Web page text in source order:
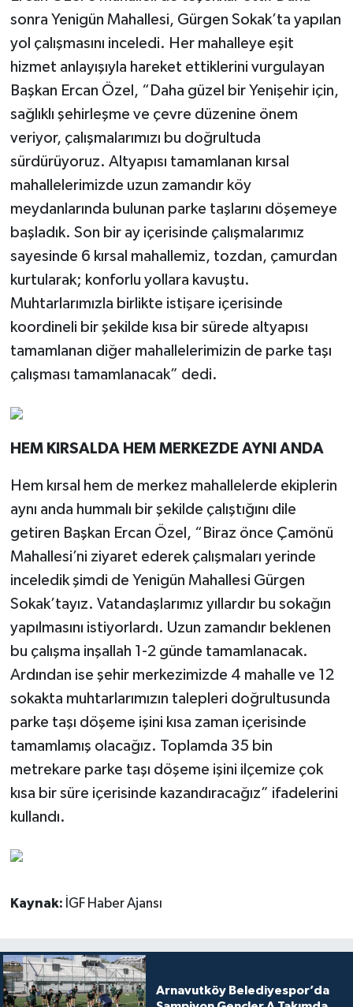
sonra Yenigün Mahallesi, Gürgen Sokak’ta yapılan
yol çalışmasını inceledi. Her mahalleye eşit
hizmet anlayışıyla hareket ettiklerini vurgulayan
Başkan Ercan Özel, “Daha güzel bir Yenişehir için,
sağlıklı şehirleşme ve çevre düzenine önem
veriyor, çalışmalarımızı bu doğrultuda
sürdürüyoruz. Altyapısı tamamlanan kırsal
mahallelerimizde uzun zamandır köy
meydanlarında bulunan parke taşlarını döşemeye
başladık. Son bir ay içerisinde çalışmalarımız
sayesinde 6 kırsal mahallemiz, tozdan, çamurdan
kurtularak; konforlu yollara kavuştu.
Muhtarlarımızla birlikte istişare içerisinde
koordineli bir şekilde kısa bir sürede altyapısı
tamamlanan diğer mahallelerimizin de parke taşı
çalışması tamamlanacak” dedi.
HEM KIRSALDA HEM MERKEZDE AYNI ANDA
Hem kırsal hem de merkez mahallelerde ekiplerin
aynı anda hummalı bir şekilde çalıştığını dile
getiren Başkan Ercan Özel, “Biraz önce Çamönü
Mahallesi’ni ziyaret ederek çalışmaları yerinde
inceledik şimdi de Yenigün Mahallesi Gürgen
Sokak’tayız. Vatandaşlarımız yıllardır bu sokağın
yapılmasını istiyorlardı. Uzun zamandır beklenen
bu çalışma inşallah 1-2 günde tamamlanacak.
Ardından ise şehir merkezimizde 4 mahalle ve 12
sokakta muhtarlarımızın talepleri doğrultusunda
parke taşı döşeme işini kısa zaman içerisinde
tamamlamış olacağız. Toplamda 35 bin
metrekare parke taşı döşeme işini ilçemize çok
kısa bir süre içerisinde kazandıracağız” ifadelerini
kullandı.
Kaynak: İGF Haber Ajansı
Arnavutköy Belediyespor’da